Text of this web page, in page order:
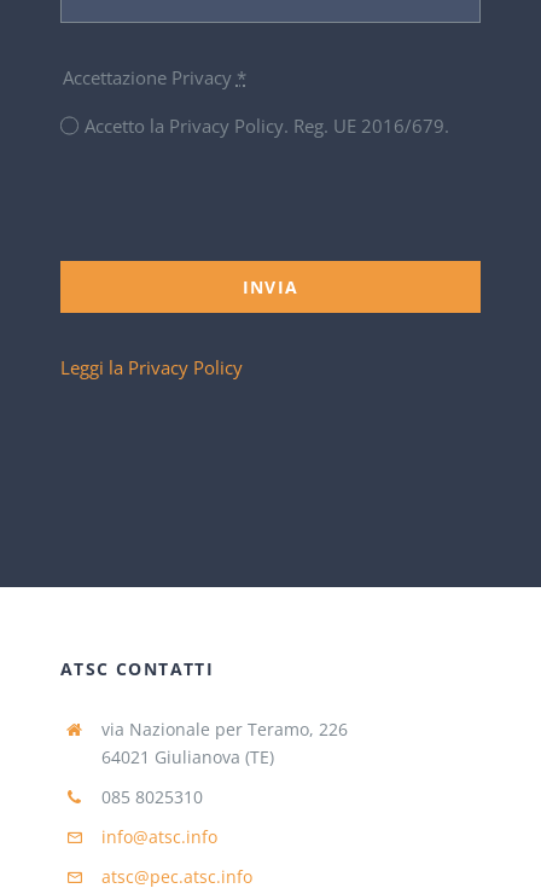
Accettazione Privacy *
Accetto la Privacy Policy. Reg. UE 2016/679.
INVIA
Leggi la Privacy Policy
ATSC CONTATTI
via Nazionale per Teramo, 226
64021 Giulianova (TE)
085 8025310
info@atsc.info
atsc@pec.atsc.info